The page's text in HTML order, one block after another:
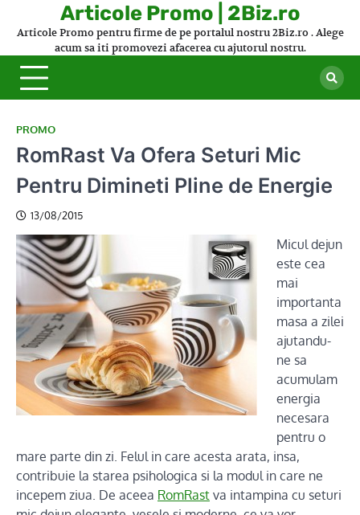
Articole Promo | 2Biz.ro
Articole Promo pentru firme de pe portalul nostru 2Biz.ro . Alege
acum sa iti promovezi afacerea cu ajutorul nostru.
PROMO
RomRast Va Ofera Seturi Mic
Pentru Dimineti Pline de Energie
13/08/2015
Micul dejun
este cea
mai
importanta
masa a zilei
ajutandu-
ne sa
acumulam
energia
necesara
pentru o
mare parte din zi. Felul in care acesta arata, insa,
contribuie la starea psihologica si la modul in care ne
incepem ziua. De aceea RomRast va intampina cu seturi